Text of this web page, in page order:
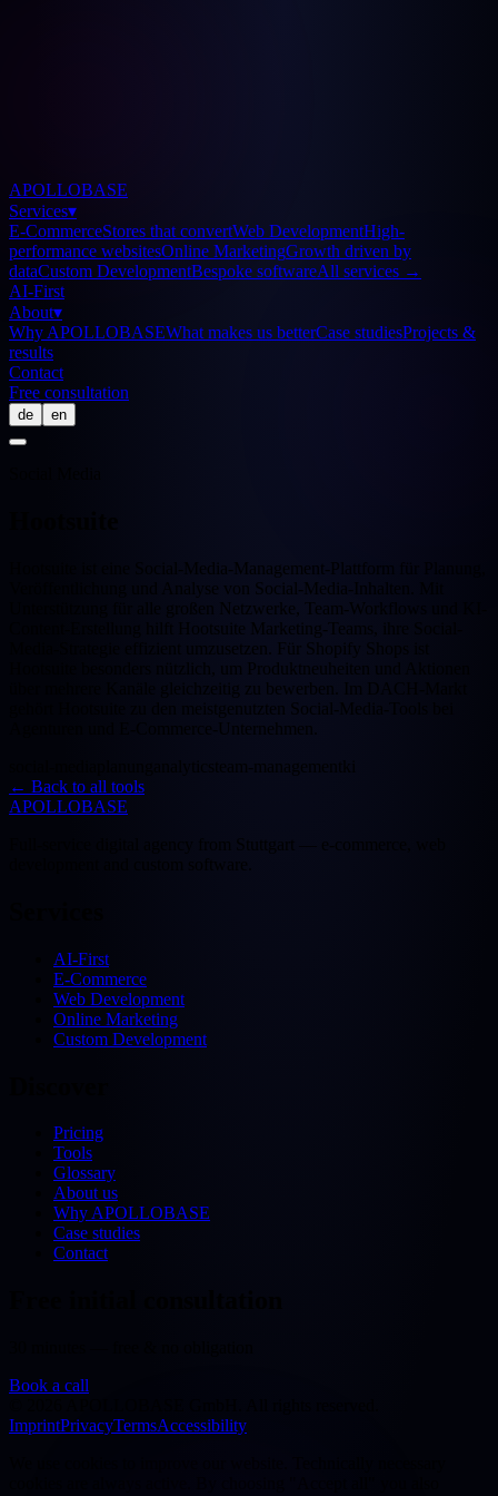
APOLLOBASE
Services▾
E-CommerceStores that convertWeb DevelopmentHigh-
performance websitesOnline MarketingGrowth driven by
dataCustom DevelopmentBespoke softwareAll services →
AI-First
About▾
Why APOLLOBASEWhat makes us betterCase studiesProjects &
results
Contact
Free consultation
de en
Hootsuite ist eine Social-Media-Management-Plattform für Planung,
Veröffentlichung und Analyse von Social-Media-Inhalten. Mit
Unterstützung für alle großen Netzwerke, Team-Workflows und KI-
Content-Erstellung hilft Hootsuite Marketing-Teams, ihre Social-
Media-Strategie effizient umzusetzen. Für Shopify Shops ist
Hootsuite besonders nützlich, um Produktneuheiten und Aktionen
über mehrere Kanäle gleichzeitig zu bewerben. Im DACH-Markt
gehört Hootsuite zu den meistgenutzten Social-Media-Tools bei
Agenturen und E-Commerce-Unternehmen.
team-management
← Back to all tools
APOLLOBASE
AI-First
E-Commerce
Web Development
Online Marketing
Custom Development
Pricing
Tools
Glossary
About us
Why APOLLOBASE
Case studies
Contact
Book a call
ImprintPrivacyTermsAccessibility